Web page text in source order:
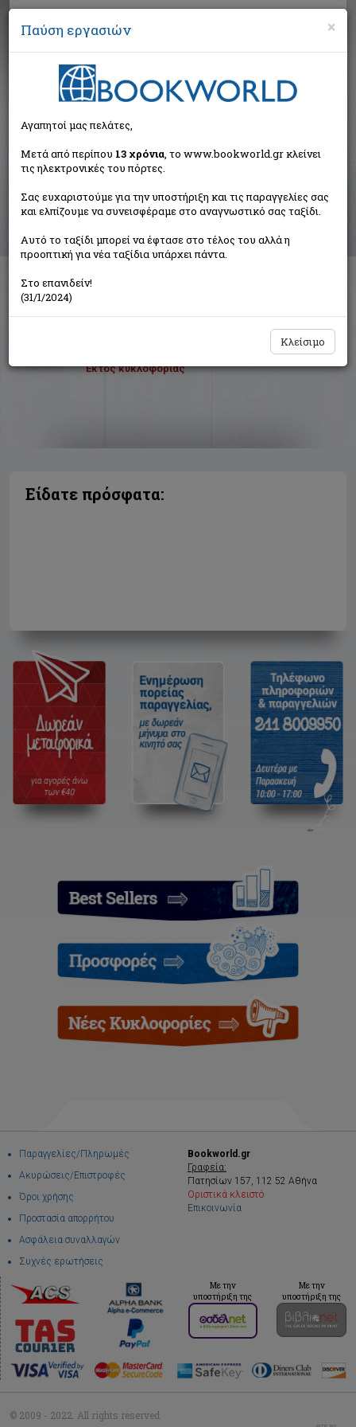
Αναζήτηση
Αποτελέσματα αναζήτησης
Συγγραφέας: Einsle Hans (1 βιβλία)
Ταξινόμηση ανά:
Die Nacht baume von Kreta
Εκτός κυκλοφορίας
Είδατε πρόσφατα:
Παραγγελίες/Πληρωμές
Ακυρώσεις/Επιστροφές
Όροι χρήσης
Προστασία απορρήτου
Ασφάλεια συναλλαγών
Συχνές ερωτήσεις
Bookworld.gr
Γραφεία:
Πατησίων 157, 112 52 Αθήνα
Οριστικά κλειστό
Επικοινωνία
Με την
υποστήριξη της
Με την
υποστήριξη της
© 2009 - 2022. All rights reserved
×
Παύση εργασιών
Αγαπητοί μας πελάτες,
Μετά από περίπου 13 χρόνια, το www.bookworld.gr κλείνει
τις ηλεκτρονικές του πόρτες.
Σας ευχαριστούμε για την υποστήριξη και τις παραγγελίες σας
και ελπίζουμε να συνεισφέραμε στο αναγνωστικό σας ταξίδι.
Αυτό το ταξίδι μπορεί να έφτασε στο τέλος του αλλά η
προοπτική για νέα ταξίδια υπάρχει πάντα.
Στο επανιδείν!
(31/1/2024)
Κλείσιμο